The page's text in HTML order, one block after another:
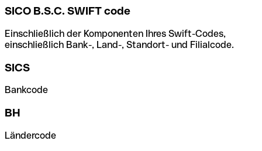
SICO B.S.C. SWIFT code
Einschließlich der Komponenten Ihres Swift-Codes,
einschließlich Bank-, Land-, Standort- und Filialcode.
SICS
Bankcode
BH
Ländercode